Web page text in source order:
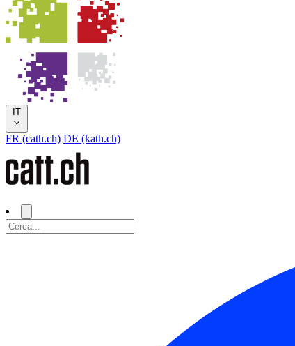
IT
FR (cath.ch) DE (kath.ch)